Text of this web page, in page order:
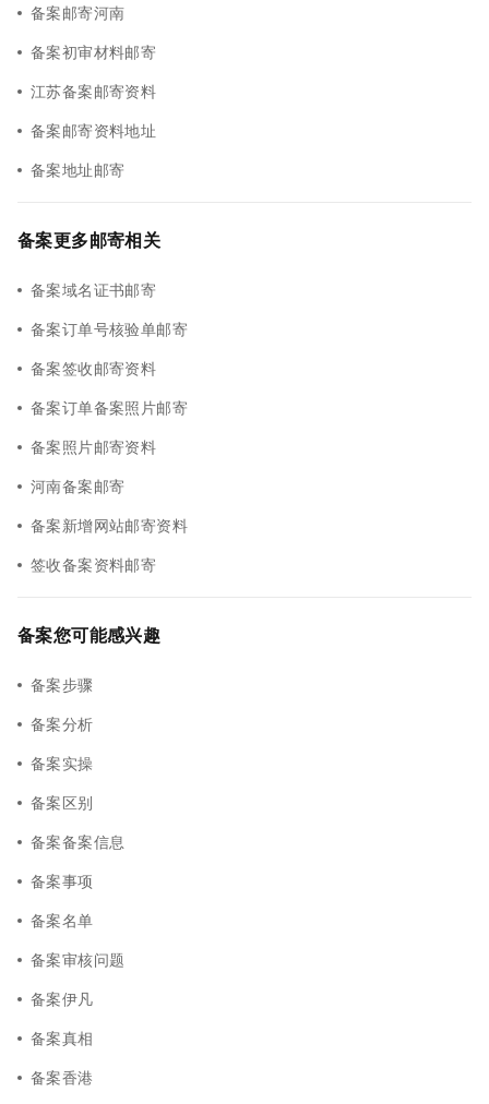
备案邮寄河南
备案初审材料邮寄
江苏备案邮寄资料
备案邮寄资料地址
备案地址邮寄
备案更多邮寄相关
备案域名证书邮寄
备案订单号核验单邮寄
备案签收邮寄资料
备案订单备案照片邮寄
备案照片邮寄资料
河南备案邮寄
备案新增网站邮寄资料
签收备案资料邮寄
备案您可能感兴趣
备案步骤
备案分析
备案实操
备案区别
备案备案信息
备案事项
备案名单
备案审核问题
备案伊凡
备案真相
备案香港